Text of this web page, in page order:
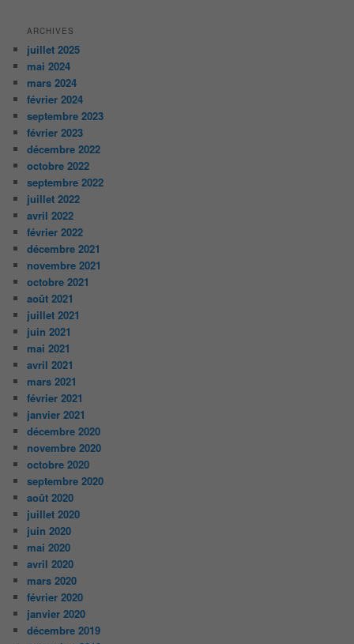
ARCHIVES
juillet 2025
mai 2024
mars 2024
février 2024
septembre 2023
février 2023
décembre 2022
octobre 2022
septembre 2022
juillet 2022
avril 2022
février 2022
décembre 2021
novembre 2021
octobre 2021
août 2021
juillet 2021
juin 2021
mai 2021
avril 2021
mars 2021
février 2021
janvier 2021
décembre 2020
novembre 2020
octobre 2020
septembre 2020
août 2020
juillet 2020
juin 2020
mai 2020
avril 2020
mars 2020
février 2020
janvier 2020
décembre 2019